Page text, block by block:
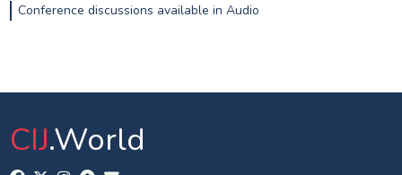
Conference discussions available in Audio
CIJ.World